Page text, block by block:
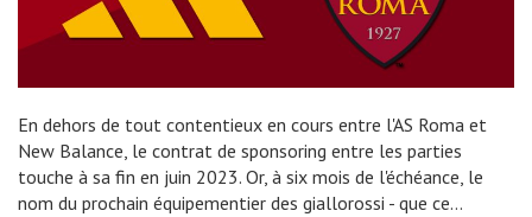
En dehors de tout contentieux en cours entre l'AS Roma et
New Balance, le contrat de sponsoring entre les parties
touche à sa fin en juin 2023. Or, à six mois de l'échéance, le
nom du prochain équipementier des giallorossi - que ce…